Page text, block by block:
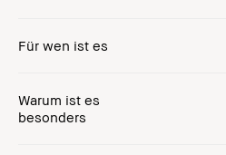
Für wen ist es
Warum ist es
besonders